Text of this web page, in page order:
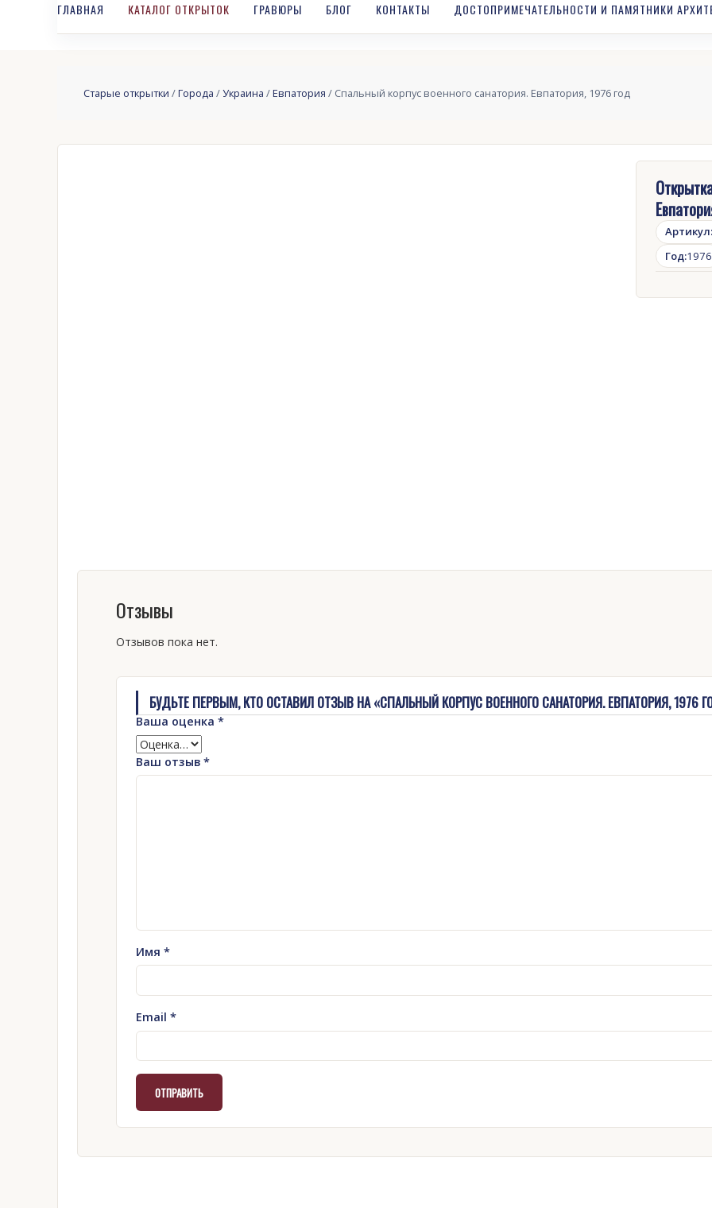
ГЛАВНАЯ КАТАЛОГ ОТКРЫТОК ГРАВЮРЫ БЛОГ КОНТАКТЫ ДОСТОПРИМЕЧАТЕЛЬНОСТИ И ПАМЯТНИКИ
Старые открытки /Города /Украина /Евпатория / Спальный корпус военного санатория. Евпатория, 1976 год
Артикул:
Год:1976
Отзывы
Отзывов пока нет.
БУДЬТЕ ПЕРВЫМ, КТО ОСТАВИЛ ОТЗЫВ НА «СПАЛЬНЫЙ КОРПУС ВОЕННОГО САНАТОРИЯ. ЕВПАТОРИЯ, 1976
Ваша оценка *
Ваш отзыв *
Имя *
Email *